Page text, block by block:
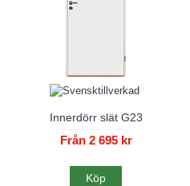
Innerdörr slät G23
Från 2 695 kr
Köp